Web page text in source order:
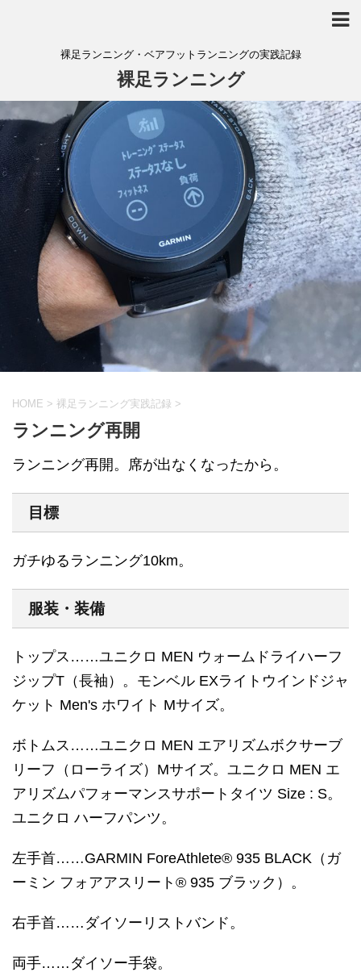
裸足ランニング・ベアフットランニングの実践記録
裸足ランニング
HOME > 裸足ランニング実践記録 >
ランニング再開
ランニング再開。席が出なくなったから。
目標
ガチゆるランニング10km。
服装・装備
トップス……ユニクロ MEN ウォームドライハーフ
ジップT（長袖）。モンベル EXライトウインドジャ
ケット Men's ホワイト Mサイズ。
ボトムス……ユニクロ MEN エアリズムボクサーブ
リーフ（ローライズ）Mサイズ。ユニクロ MEN エ
アリズムパフォーマンスサポートタイツ Size : S。
ユニクロ ハーフパンツ。
左手首……GARMIN ForeAthlete® 935 BLACK（ガ
ーミン フォアアスリート® 935 ブラック）。
右手首……ダイソーリストバンド。
両手……ダイソー手袋。